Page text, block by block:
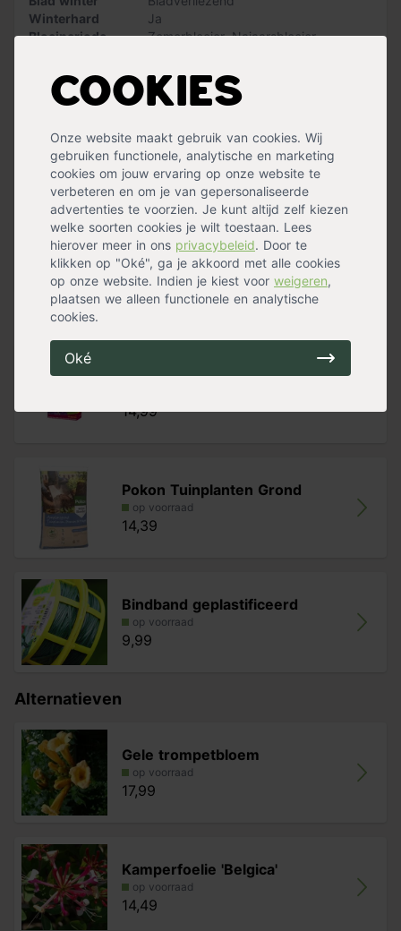
Cookies
Onze website maakt gebruik van cookies. Wij
gebruiken functionele, analytische en marketing
cookies om jouw ervaring op onze website te
verbeteren en om je van gepersonaliseerde
advertenties te voorzien. Je kunt altijd zelf kiezen
welke soorten cookies je wilt toestaan. Lees
hierover meer in ons privacybeleid. Door te
klikken op "Oké", ga je akkoord met alle cookies
op onze website. Indien je kiest voor weigeren,
plaatsen we alleen functionele en analytische
cookies.
Oké
beschadigde takken weg. De hoofdtakken die
overblijven, snoei je terug tot op twee tot drie zijknoppen
van de hoofdtak. Uit de knoppen aan de hoofdtakken
Vergeet de trompetbloem na de snoei niet te bemesten
sterk en gezond wortelgestel!
Winterhard
Ja
Bloeiperiode
Zomerbloeier,Najaarsbloeier
Standplaats
Halfschaduw,Zon
Maximalehoogte
10 meter
Eetbaar
Nee
Bloemen
Ja
Snoeimaand
Maart
Waterbehoefte
Gemiddeld
Vruchtdragend
Nee
GeschiktomteleidenNee
Groeisnelheid
Snel
Geurend
Nee
Stekels
Nee
Meer specificaties »
Handig voor erbij
Ecostyle Klimplanten-AZ
14,99
Pokon Tuinplanten Grond
op voorraad
14,39
Bindband geplastificeerd
op voorraad
9,99
Alternatieven
Gele trompetbloem
op voorraad
17,99
Kamperfoelie 'Belgica'
op voorraad
14,49